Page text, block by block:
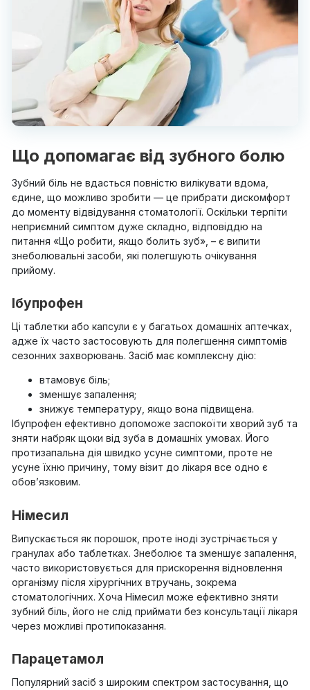
Що допомагає від зубного болю
Зубний біль не вдасться повністю вилікувати вдома,
єдине, що можливо зробити — це прибрати дискомфорт
до моменту відвідування стоматології. Оскільки терпіти
неприємний симптом дуже складно, відповіддю на
питання «Що робити, якщо болить зуб», – є випити
знеболювальні засоби, які полегшують очікування
прийому.
Ібупрофен
Ці таблетки або капсули є у багатьох домашніх аптечках,
адже їх часто застосовують для полегшення симптомів
сезонних захворювань. Засіб має комплексну дію:
втамовує біль;
зменшує запалення;
знижує температуру, якщо вона підвищена.
Ібупрофен ефективно допоможе заспокоїти хворий зуб та
зняти набряк щоки від зуба в домашніх умовах. Його
протизапальна дія швидко усуне симптоми, проте не
усуне їхню причину, тому візит до лікаря все одно є
обов’язковим.
Німесил
Випускається як порошок, проте іноді зустрічається у
гранулах або таблетках. Знеболює та зменшує запалення,
часто використовується для прискорення відновлення
організму після хірургічних втручань, зокрема
стоматологічних. Хоча Німесил може ефективно зняти
зубний біль, його не слід приймати без консультації лікаря
через можливі протипоказання.
Парацетамол
Популярний засіб з широким спектром застосування, що